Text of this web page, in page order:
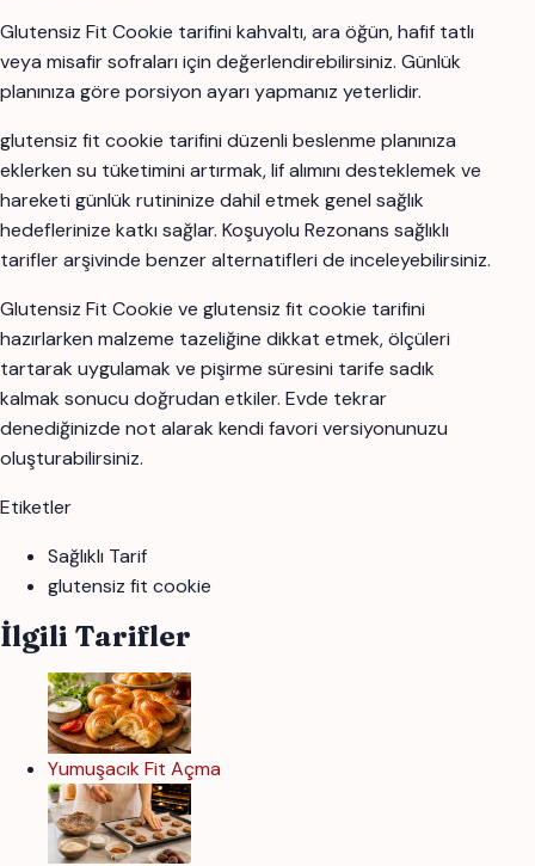
Glutensiz Fit Cookie tarifini kahvaltı, ara öğün, hafif tatlı
veya misafir sofraları için değerlendirebilirsiniz. Günlük
planınıza göre porsiyon ayarı yapmanız yeterlidir.
glutensiz fit cookie tarifini düzenli beslenme planınıza
eklerken su tüketimini artırmak, lif alımını desteklemek ve
hareketi günlük rutininize dahil etmek genel sağlık
hedeflerinize katkı sağlar. Koşuyolu Rezonans sağlıklı
tarifler arşivinde benzer alternatifleri de inceleyebilirsiniz.
Glutensiz Fit Cookie ve glutensiz fit cookie tarifini
hazırlarken malzeme tazeliğine dikkat etmek, ölçüleri
tartarak uygulamak ve pişirme süresini tarife sadık
kalmak sonucu doğrudan etkiler. Evde tekrar
denediğinizde not alarak kendi favori versiyonunuzu
oluşturabilirsiniz.
Etiketler
Sağlıklı Tarif
glutensiz fit cookie
İlgili Tarifler
Yumuşacık Fit Açma